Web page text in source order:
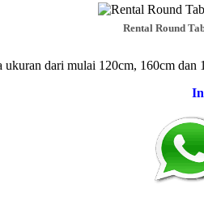
Rental Round
dari mulai 120cm, 160cm